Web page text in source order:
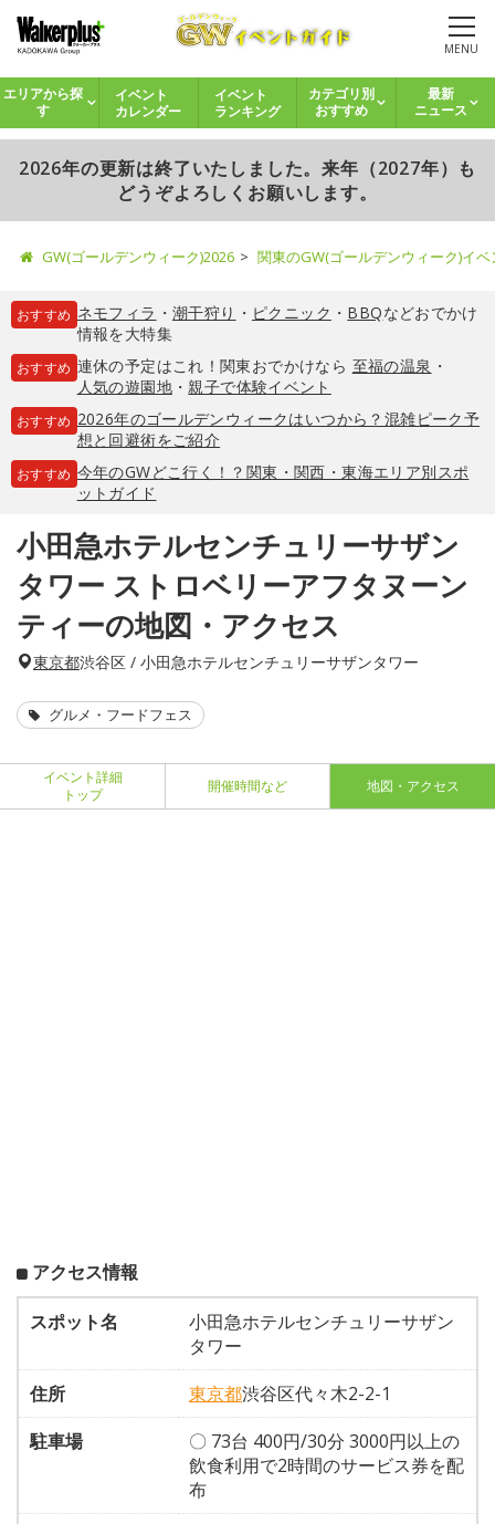
MENU
エリアから探
す
イベント
カレンダー
イベント
ランキング
カテゴリ別
おすすめ
最新
ニュース
2026年の更新は終了いたしました。来年（2027年）も
どうぞよろしくお願いします。
GW(ゴールデンウィーク)2026 関東のGW(ゴールデンウィーク)イ
おすすめ ネモフィラ ・ 潮干狩り ・ ピクニック ・ BBQなどおでかけ
情報を大特集
おすすめ 連休の予定はこれ！関東おでかけなら 至福の温泉 ・
人気の遊園地・親子で体験イベント
おすすめ 2026年のゴールデンウィークはいつから？混雑ピーク予
想と回避術をご紹介
おすすめ 今年のGWどこ行く！？関東・関西・東海エリア別スポ
ットガイド
小田急ホテルセンチュリーサザン
タワー ストロベリーアフタヌーン
ティーの地図・アクセス
東京都渋谷区 / 小田急ホテルセンチュリーサザンタワー
グルメ・フードフェス
イベント詳細
トップ
開催時間など 地図・アクセス
アクセス情報
スポット名
小田急ホテルセンチュリーサザン
タワー
住所
東京都渋谷区代々木2-2-1
駐車場
〇 73台 400円/30分 3000円以上の
飲食利用で2時間のサービス券を配
布